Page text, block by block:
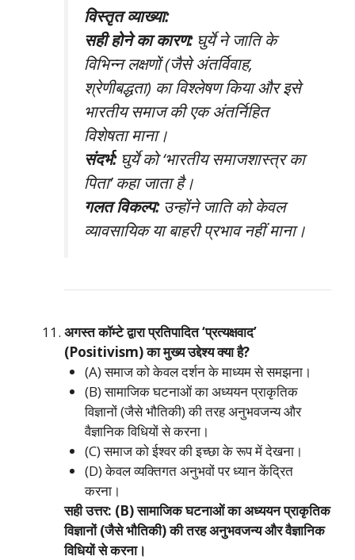
विस्तृत व्याख्या:
सही होने का कारण:घुर्ये ने जाति के
विभिन्न लक्षणों (जैसे अंतर्विवाह,
श्रेणीबद्धता) का विश्लेषण किया और इसे
भारतीय समाज की एक अंतर्निहित
विशेषता माना।
संदर्भ:घुर्ये को ‘भारतीय समाजशास्त्र का
पिता’ कहा जाता है।
गलत विकल्प:उन्होंने जाति को केवल
व्यावसायिक या बाहरी प्रभाव नहीं माना।
अगस्त कॉम्टे द्वारा प्रतिपादित ‘प्रत्यक्षवाद’
(Positivism) का मुख्य उद्देश्य क्या है?
(A) समाज को केवल दर्शन के माध्यम से समझना।
(B) सामाजिक घटनाओं का अध्ययन प्राकृतिक
विज्ञानों (जैसे भौतिकी) की तरह अनुभवजन्य और
वैज्ञानिक विधियों से करना।
(C) समाज को ईश्वर की इच्छा के रूप में देखना।
(D) केवल व्यक्तिगत अनुभवों पर ध्यान केंद्रित
करना।
सही उत्तर: (B) सामाजिक घटनाओं का अध्ययन प्राकृतिक
विज्ञानों (जैसे भौतिकी) की तरह अनुभवजन्य और वैज्ञानिक
विधियों से करना।